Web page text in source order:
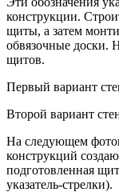
конструкции.
щиты, а затем
обвязочные доски.
щитов.
Первый вариант
Второй вариант
На следующем
конструкций
подготовленная
указатель-стрелки).